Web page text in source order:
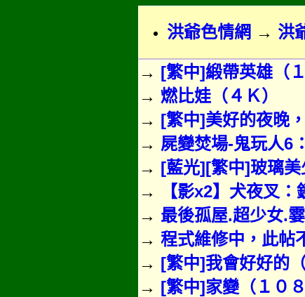
洪爺色情網 → 洪
→ [繁中]緞帶英雄（
→ 燃比娃（４Ｋ）
→ [繁中]美好的夜晚
→ 屍變焚場-鬼玩人6
→ [藍光][繁中]玻璃
→
【影x2】犬夜叉
→ 最後孤屋.超少女.
→ 程式維修中，此帖
→ [繁中]我會好好的
→ [繁中]家變（１０８